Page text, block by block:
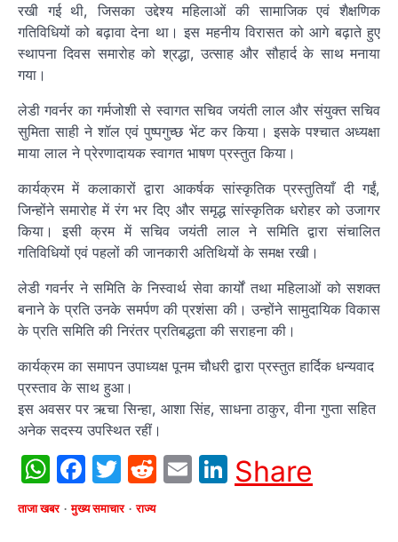
रखी गई थी, जिसका उद्देश्य महिलाओं की सामाजिक एवं शैक्षणिक
गतिविधियों को बढ़ावा देना था। इस महनीय विरासत को आगे बढ़ाते हुए
स्थापना दिवस समारोह को श्रद्धा, उत्साह और सौहार्द के साथ मनाया
गया।
लेडी गवर्नर का गर्मजोशी से स्वागत सचिव जयंती लाल और संयुक्त सचिव
सुमिता साही ने शॉल एवं पुष्पगुच्छ भेंट कर किया। इसके पश्चात अध्यक्षा
माया लाल ने प्रेरणादायक स्वागत भाषण प्रस्तुत किया।
कार्यक्रम में कलाकारों द्वारा आकर्षक सांस्कृतिक प्रस्तुतियाँ दी गईं,
जिन्होंने समारोह में रंग भर दिए और समृद्ध सांस्कृतिक धरोहर को उजागर
किया। इसी क्रम में सचिव जयंती लाल ने समिति द्वारा संचालित
गतिविधियों एवं पहलों की जानकारी अतिथियों के समक्ष रखी।
लेडी गवर्नर ने समिति के निस्वार्थ सेवा कार्यों तथा महिलाओं को सशक्त
बनाने के प्रति उनके समर्पण की प्रशंसा की। उन्होंने सामुदायिक विकास
के प्रति समिति की निरंतर प्रतिबद्धता की सराहना की।
कार्यक्रम का समापन उपाध्यक्ष पूनम चौधरी द्वारा प्रस्तुत हार्दिक धन्यवाद
प्रस्ताव के साथ हुआ।
इस अवसर पर ऋचा सिन्हा, आशा सिंह, साधना ठाकुर, वीना गुप्ता सहित
अनेक सदस्य उपस्थित रहीं।
WhatsApp
Facebook
Twitter
Reddit
EmailLinkedIn
Share
ताजा खबर मुख्य समाचार राज्य